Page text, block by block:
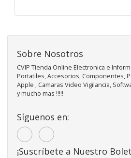
Sobre Nosotros
CVIP Tienda Online Electronica e
Portatiles, Accesorios, Componentes,
Apple , Camaras Video Vigilancia,
y mucho mas !!!!!
Síguenos en:
¡Suscríbete a Nuestro